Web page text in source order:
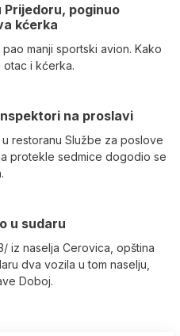
Prijedoru, poginuo
kćerka
manji sportski avion. Kako
otac i kćerka.
na proslavi
restoranu Službe za poslove
protekle sedmice dogodio se
u sudaru
iz naselja Cerovica, opština
dva vozila u tom naselju,
Doboj.